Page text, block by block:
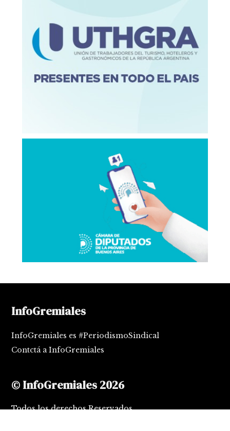
InfoGremiales
InfoGremiales es #PeriodismoSindical
Contctá a InfoGremiales
© InfoGremiales 2026
Todos los derechos Reservados